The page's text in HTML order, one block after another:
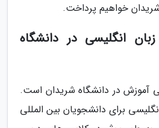
خواهیم پرداخت.
انگلیسی در دانشگاه
آموزش در دانشگاه شریدان است.
برای دانشجویان بین المللی